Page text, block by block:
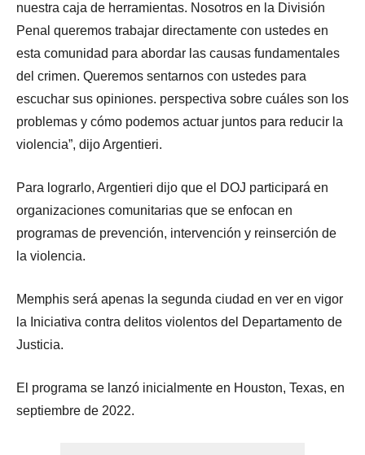
nuestra caja de herramientas. Nosotros en la División
Penal queremos trabajar directamente con ustedes en
esta comunidad para abordar las causas fundamentales
del crimen. Queremos sentarnos con ustedes para
escuchar sus opiniones. perspectiva sobre cuáles son los
problemas y cómo podemos actuar juntos para reducir la
violencia”, dijo Argentieri.
Para lograrlo, Argentieri dijo que el DOJ participará en
organizaciones comunitarias que se enfocan en
programas de prevención, intervención y reinserción de
la violencia.
Memphis será apenas la segunda ciudad en ver en vigor
la Iniciativa contra delitos violentos del Departamento de
Justicia.
El programa se lanzó inicialmente en Houston, Texas, en
septiembre de 2022.